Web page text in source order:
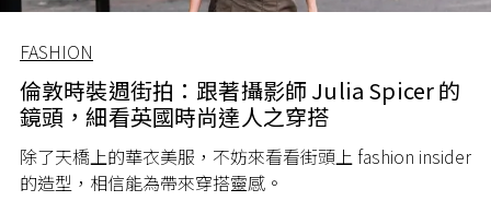
FASHION
倫敦時裝週街拍：跟著攝影師 Julia Spicer 的
鏡頭，細看英國時尚達人之穿搭
除了天橋上的華衣美服，不妨來看看街頭上 fashion insider
的造型，相信能為帶來穿搭靈感。